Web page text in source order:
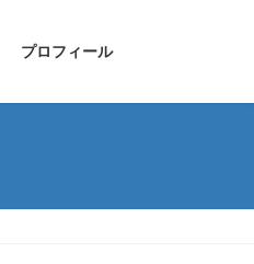
プロフィール